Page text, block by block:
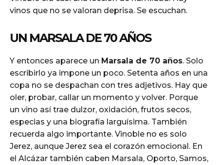
vinos que no se valoran deprisa. Se escuchan.
UN MARSALA DE 70 AÑOS
Y entonces aparece un Marsala de 70 años. Solo
escribirlo ya impone un poco. Setenta años en una
copa no se despachan con tres adjetivos. Hay que
oler, probar, callar un momento y volver. Porque
un vino así trae dulzor, oxidación, frutos secos,
especias y una biografía larguísima. También
recuerda algo importante. Vinoble no es solo
Jerez, aunque Jerez sea el corazón emocional. En
el Alcázar también caben Marsala, Oporto, Samos,